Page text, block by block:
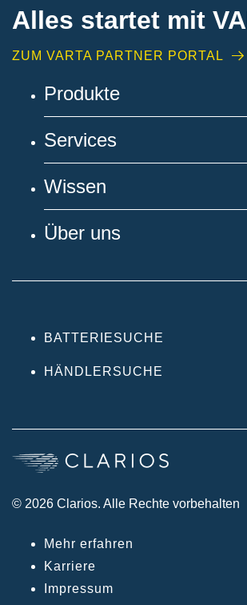
Alles startet mit
ZUM VARTA PARTNER PORTAL
Produkte
Services
Wissen
Über uns
BATTERIESUCHE
HÄNDLERSUCHE
© 2026 Clarios. Alle Rechte vorbehalten
Mehr erfahren
Karriere
Impressum